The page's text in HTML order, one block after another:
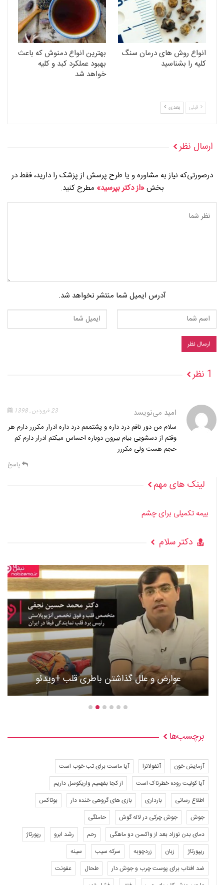
انواع روش های درمان سنگ
کلیه را بشناسید
بهترین انواع دمنوش که باعث
بهبود عملکرد کبد و کلیه
خواهد شد
قبلی بعدی
ارسال نظر
درصورتی‌که نیاز به مشاوره و یا طرح پرسش از پزشک را دارید، فقط در
بخش«از دکتر بپرسید» مطرح کنید.
آدرس ایمیل شما منتشر نخواهد شد.
1 نظر
امید می‌نویسد 23 فروردین , 1398
سلام من دور نافم درد داره و پشتممم درد داره ادرار مکررر دارم هر
وقتم از دسشویی بیام بیرون دوباره احساس میکنم ادرار دارم کم
حجم هست ولی مکررر
پاسخ
لینک های مهم
بیمه تکمیلی برای چشم
دکتر سلام
عوارض و علل گذاشتن باطری قلب +ویدئو
برچسب‌ها
آزمایش خون آنفولانزا
آیا ماست برای تب خوب است
آیا کولیت روده خطرناک است
از کجا بفهمیم واریکوسل داریم
اطلاع رسانی
بارداری بازی های گروهی خنده دار
بوتاکس
جوش
جوش چرکی در لاله گوش
حاملگی
دمای بدن نوزاد بعد از واکسن دو ماهگی
رحم رشد ابرو
رپورتاژ
ریپورتاژ
زبان زردچوبه سرکه سیب
سینه
ضد افتاب برای پوست چرب و جوش دار
طحال
عفونت